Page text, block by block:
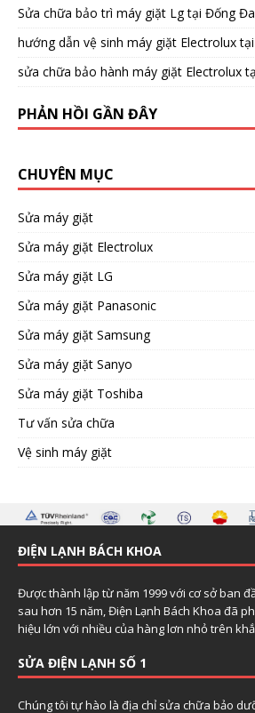
Sửa chữa bảo trì máy giặt Lg tại Đống Đa
hướng dẫn vệ sinh máy giặt Electrolux
sửa chữa bảo hành máy giặt Electrolux
PHẢN HỒI GẦN ĐÂY
CHUYÊN MỤC
Sửa máy giặt
Sửa máy giặt Electrolux
Sửa máy giặt LG
Sửa máy giặt Panasonic
Sửa máy giặt Samsung
Sửa máy giặt Sanyo
Sửa máy giặt Toshiba
Tư vấn sửa chữa
Vệ sinh máy giặt
ĐIỆN LẠNH BÁCH KHOA
Được thành lập từ năm 1999 với cơ sở ban
sau hơn 15 năm, Điện Lạnh Bách Khoa đã
hiệu lớn với nhiều của hàng lơn nhỏ trên
SỬA ĐIỆN LẠNH SỐ 1
Chúng tôi tự hào là địa chỉ sửa chữa bảo